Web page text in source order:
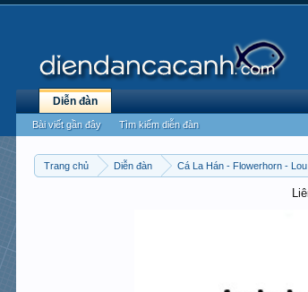
Trang chủ Diễn đàn Cá La Hán - Flowerhorn -
Diễn đàn
Bài viết gần đây Tìm kiếm diễn đàn